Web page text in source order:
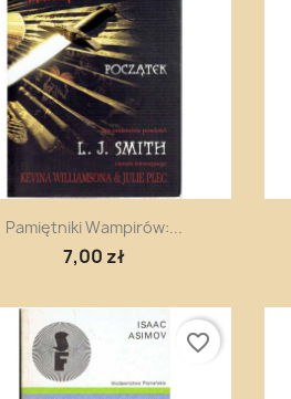
Szybki podgląd
Pamiętniki Wampirów:...
7,00 zł
favorite_border